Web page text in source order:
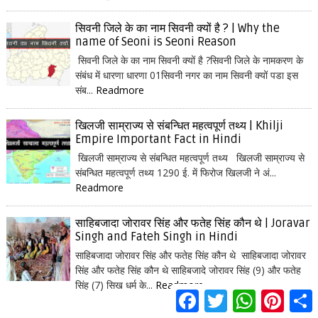
सिवनी जिले के का नाम सिवनी क्यों है ? | Why the
name of Seoni is Seoni Reason
सिवनी जिले के का नाम सिवनी क्यों है ?सिवनी जिले के नामकरण के
संबंध में धारणा धारणा 01सिवनी नगर का नाम सिवनी क्यों पडा इस
संब... Readmore
खिलजी साम्राज्य से संबन्धित महत्वपूर्ण तथ्य | Khilji
Empire Important Fact in Hindi
खिलजी साम्राज्य से संबन्धित महत्वपूर्ण तथ्य खिलजी साम्राज्य से
संबन्धित महत्वपूर्ण तथ्य 1290 ई. में फिरोज खिलजी ने अं...
Readmore
साहिबजादा जोरावर सिंह और फतेह सिंह कौन थे | Joravar
Singh and Fateh Singh in Hindi
साहिबजादा जोरावर सिंह और फतेह सिंह कौन थे साहिबजादा जोरावर
सिंह और फतेह सिंह कौन थे साहिबजादे जोरावर सिंह (9) और फतेह
सिंह (7) सिख धर्म के... Readmore
T
W
P